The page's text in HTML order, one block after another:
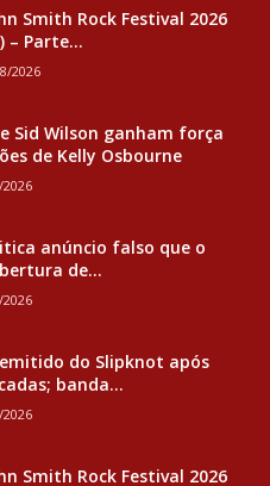
Smith Rock Festival 2026
– Parte...
2026
Sid Wilson ganham força
de Kelly Osbourne
anúncio falso que o
de...
do Slipknot após
banda...
Smith Rock Festival 2026